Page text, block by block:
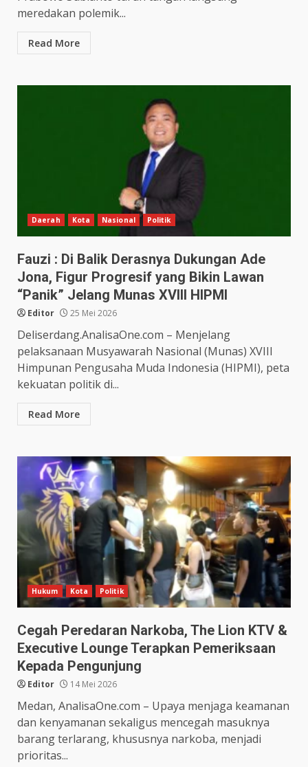
meredakan polemik...
Read More
Daerah Kota Nasional Politik
Fauzi : Di Balik Derasnya Dukungan Ade
Jona, Figur Progresif yang Bikin Lawan
“Panik” Jelang Munas XVIII HIPMI
Editor 25 Mei 2026
Deliserdang.AnalisaOne.com – Menjelang
pelaksanaan Musyawarah Nasional (Munas) XVIII
Himpunan Pengusaha Muda Indonesia (HIPMI), peta
kekuatan politik di...
Read More
Hukum Kota Politik
Cegah Peredaran Narkoba, The Lion KTV &
Executive Lounge Terapkan Pemeriksaan
Kepada Pengunjung
Editor 14 Mei 2026
Medan, AnalisaOne.com – Upaya menjaga keamanan
dan kenyamanan sekaligus mencegah masuknya
barang terlarang, khususnya narkoba, menjadi
prioritas...